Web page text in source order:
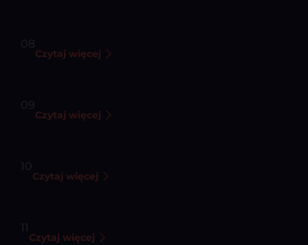
08
Czytaj więcej
09
Czytaj więcej
10
Czytaj więcej
11
Czytaj więcej